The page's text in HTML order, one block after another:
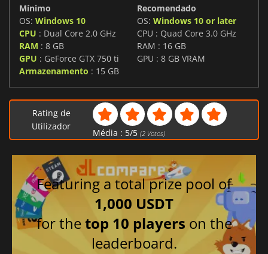
Mínimo
OS: Windows 10
CPU : Dual Core 2.0 GHz
RAM : 8 GB
GPU : GeForce GTX 750 ti
Armazenamento : 15 GB
Recomendado
OS: Windows 10 or later
CPU : Quad Core 3.0 GHz
RAM : 16 GB
GPU : 8 GB VRAM
Rating de
Utilizador
Média : 5/5 (2Votos)
Featuring a total prize pool of
1,000 USDT
for thetop 10 players on the
leaderboard.